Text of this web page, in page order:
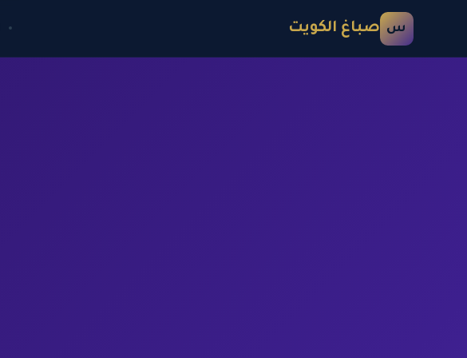
س صباغ الكويت